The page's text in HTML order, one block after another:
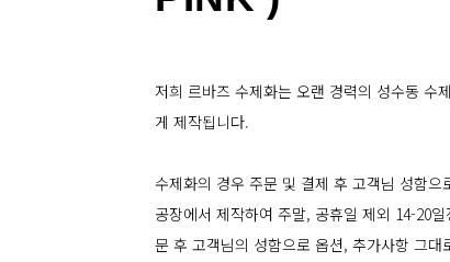
저희 르바즈 수제화는 오랜 경력의 성수동 수
게 제작됩니다.
수제화의 경우 주문 및 결제 후 고객님 성함
공장에서 제작하여 주말, 공휴일 제외 14-20
문 후 고객님의 성함으로 옵션, 추가사항 그